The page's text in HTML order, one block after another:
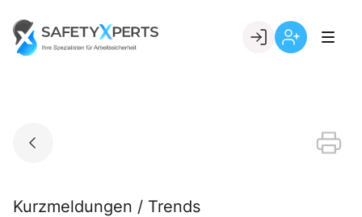
content
Go to landing page.
Kurzmeldungen / Trends